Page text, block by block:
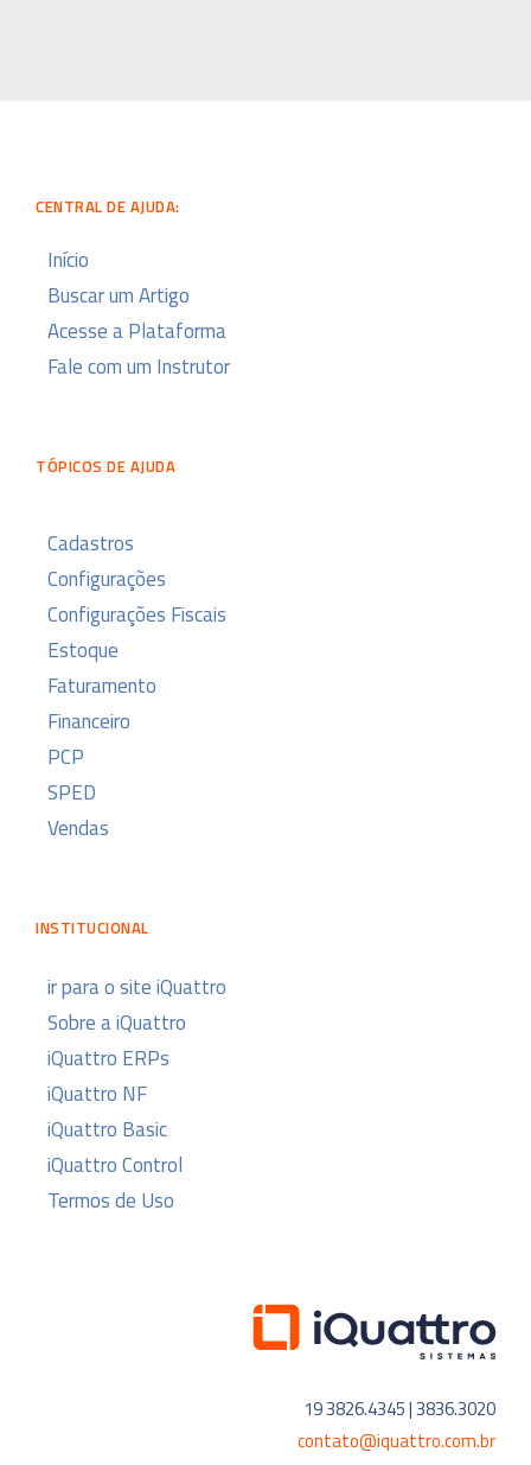
CENTRAL DE AJUDA:
Início
Buscar um Artigo
Acesse a Plataforma
Fale com um Instrutor
TÓPICOS DE AJUDA
Cadastros
Configurações
Configurações Fiscais
Estoque
Faturamento
Financeiro
PCP
SPED
Vendas
INSTITUCIONAL
ir para o site iQuattro
Sobre a iQuattro
iQuattro ERPs
iQuattro NF
iQuattro Basic
iQuattro Control
Termos de Uso
19 3826.4345 | 3836.3020
contato@iquattro.com.br